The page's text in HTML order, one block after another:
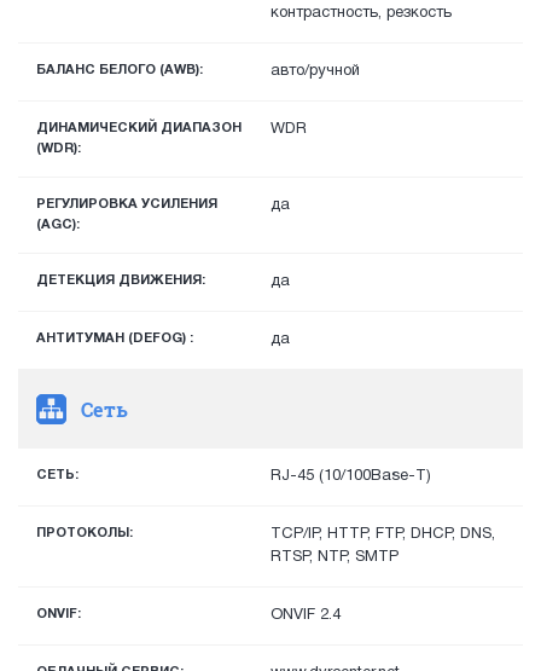
контрастность, резкость
БАЛАНС БЕЛОГО (AWB): авто/ручной
ДИНАМИЧЕСКИЙ ДИАПАЗОН
(WDR):
WDR
РЕГУЛИРОВКА УСИЛЕНИЯ
(AGC):
да
ДЕТЕКЦИЯ ДВИЖЕНИЯ: да
АНТИТУМАН (DEFOG) : да
Сеть
СЕТЬ: RJ-45 (10/100Base-T)
ПРОТОКОЛЫ:
TCP/IP, HTTP, FTP, DHCP, DNS,
RTSP, NTP, SMTP
ONVIF: ONVIF 2.4